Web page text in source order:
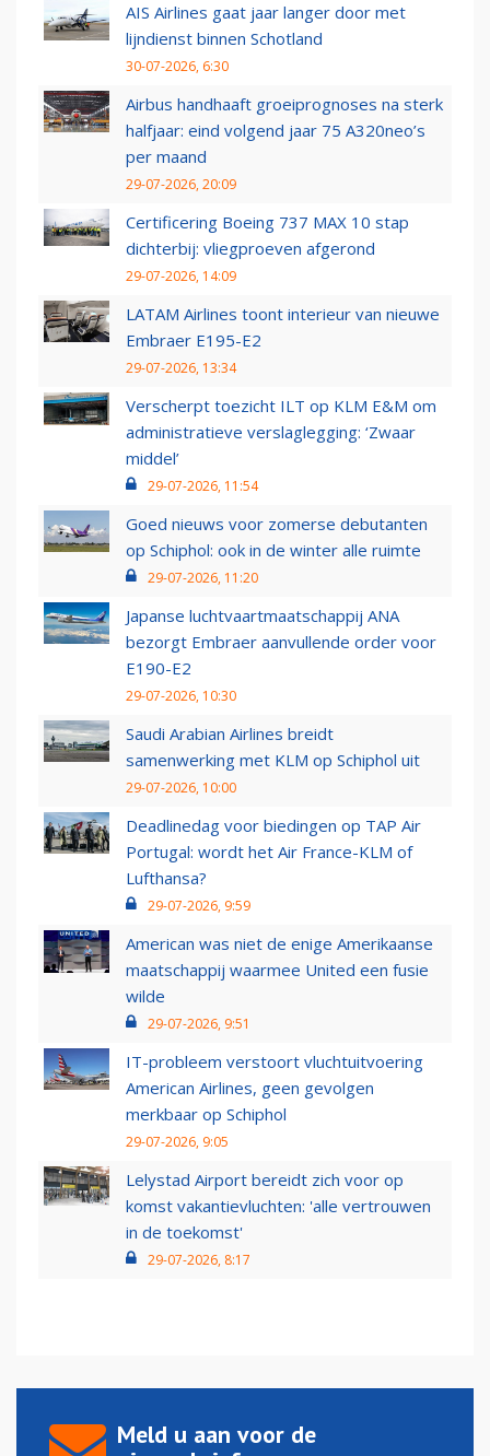
AIS Airlines gaat jaar langer door met
lijndienst binnen Schotland
30-07-2026, 6:30
Airbus handhaaft groeiprognoses na sterk
halfjaar: eind volgend jaar 75 A320neo’s
per maand
29-07-2026, 20:09
Certificering Boeing 737 MAX 10 stap
dichterbij: vliegproeven afgerond
29-07-2026, 14:09
LATAM Airlines toont interieur van nieuwe
Embraer E195-E2
29-07-2026, 13:34
Verscherpt toezicht ILT op KLM E&M om
administratieve verslaglegging: ‘Zwaar
middel’
29-07-2026, 11:54
Goed nieuws voor zomerse debutanten
op Schiphol: ook in de winter alle ruimte
29-07-2026, 11:20
Japanse luchtvaartmaatschappij ANA
bezorgt Embraer aanvullende order voor
E190-E2
29-07-2026, 10:30
Saudi Arabian Airlines breidt
samenwerking met KLM op Schiphol uit
29-07-2026, 10:00
Deadlinedag voor biedingen op TAP Air
Portugal: wordt het Air France-KLM of
Lufthansa?
29-07-2026, 9:59
American was niet de enige Amerikaanse
maatschappij waarmee United een fusie
wilde
29-07-2026, 9:51
IT-probleem verstoort vluchtuitvoering
American Airlines, geen gevolgen
merkbaar op Schiphol
29-07-2026, 9:05
Lelystad Airport bereidt zich voor op
komst vakantievluchten: 'alle vertrouwen
in de toekomst'
29-07-2026, 8:17
Meld u aan voor de